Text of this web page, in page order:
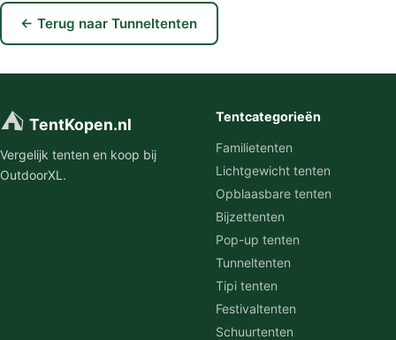
← Terug naar Tunneltenten
⛺ TentKopen.nl
Vergelijk tenten en koop bij
OutdoorXL.
Tentcategorieën
Familietenten
Lichtgewicht tenten
Opblaasbare tenten
Bijzettenten
Pop-up tenten
Tunneltenten
Tipi tenten
Festivaltenten
Schuurtenten